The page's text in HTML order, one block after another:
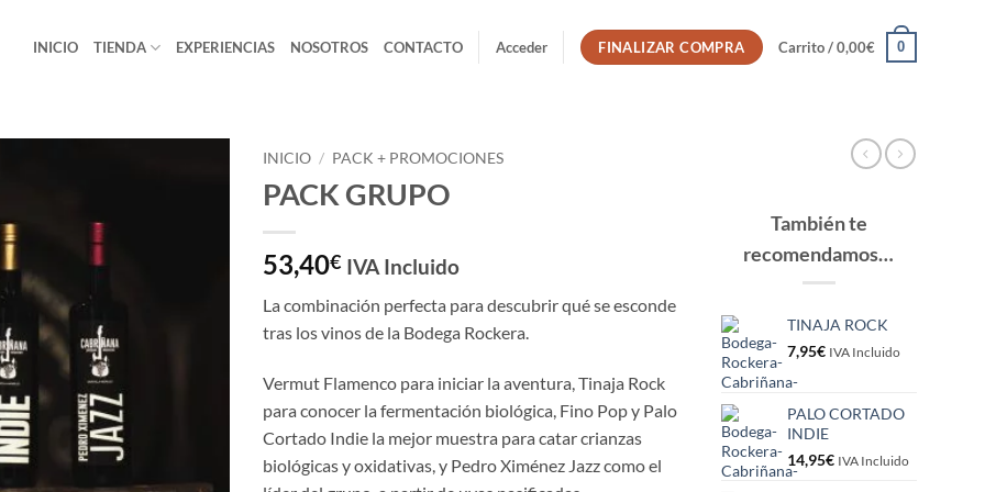
INICIO TIENDA EXPERIENCIAS NOSOTROS CONTACTO Acceder FINALIZAR COMPRA Carrito /0,00€ 0
INICIO / PACK + PROMOCIONES
PACK GRUPO
53,40€ IVA Incluido
La combinación perfecta para descubrir qué se esconde
tras los vinos de la Bodega Rockera.
Vermut Flamenco para iniciar la aventura, Tinaja Rock
para conocer la fermentación biológica, Fino Pop y Palo
Cortado Indie la mejor muestra para catar crianzas
biológicas y oxidativas, y Pedro Ximénez Jazz como el
También te
recomendamos…
TINAJA ROCK
7,95€ IVA Incluido
PALO CORTADO
INDIE
14,95€ IVA Incluido